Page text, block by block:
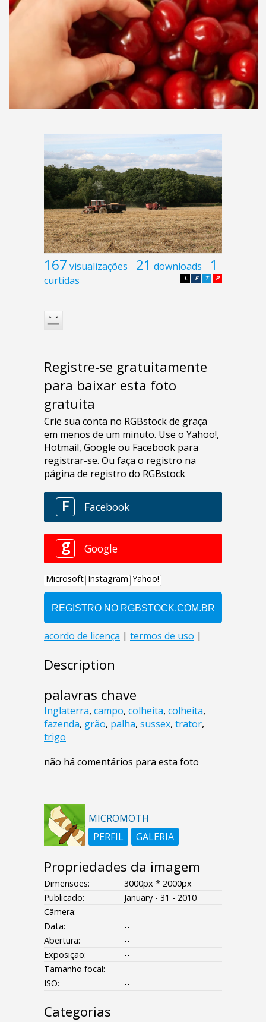
167 visualizações 21 downloads 1
curtidas P
T
F
L
Registre-se gratuitamente
para baixar esta foto
gratuita
Description
palavras chave
Inglaterra, campo, colheita, colheita,
fazenda, grão, palha, sussex, trator,
trigo
não há comentários para esta foto
MICROMOTH
PERFIL
GALERIA
Propriedades da imagem
Dimensões:
3000px * 2000px
Publicado:
January - 31 - 2010
Câmera:
Data:
--
Abertura:
--
Exposição:
--
Tamanho focal:
ISO:
--
Categorias